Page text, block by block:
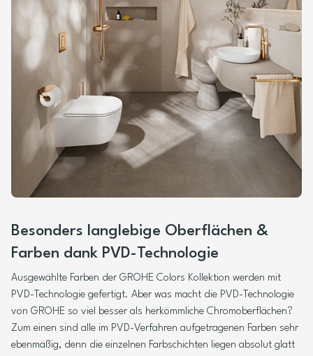
Besonders langlebige Oberflächen &
Farben dank PVD-Technologie
Ausgewählte Farben der GROHE Colors Kollektion werden mit
PVD-Technologie gefertigt. Aber was macht die PVD-Technologie
von GROHE so viel besser als herkömmliche Chromoberflächen?
Zum einen sind alle im PVD-Verfahren aufgetragenen Farben sehr
ebenmäßig, denn die einzelnen Farbschichten liegen absolut glatt